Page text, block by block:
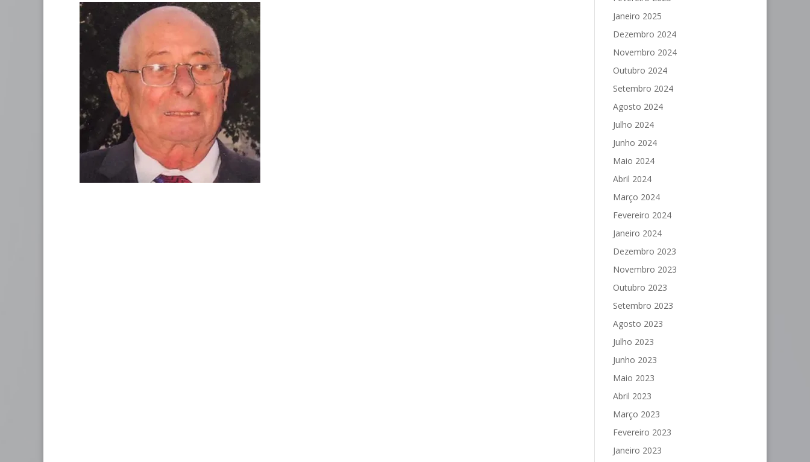
Janeiro 2025
Dezembro 2024
Novembro 2024
Outubro 2024
Setembro 2024
Agosto 2024
Julho 2024
Junho 2024
Maio 2024
Abril 2024
Março 2024
Fevereiro 2024
Janeiro 2024
Dezembro 2023
Novembro 2023
Outubro 2023
Setembro 2023
Agosto 2023
Julho 2023
Junho 2023
Maio 2023
Abril 2023
Março 2023
Fevereiro 2023
Janeiro 2023